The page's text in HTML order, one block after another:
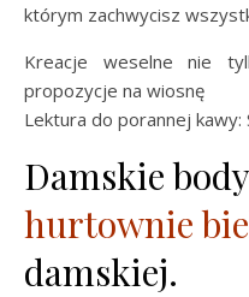
którym zachwycisz
Kreacje weselne nie
propozycje na wiosnę
Lektura do porannej kawy:
Damskie
hurtownie
damskiej.